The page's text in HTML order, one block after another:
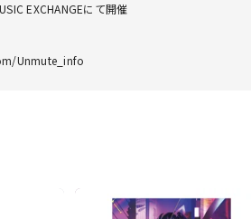
EXCHANGEにて開催
Unmute_info